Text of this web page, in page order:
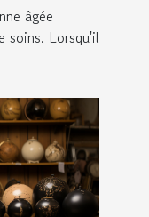
âgée
soins. Lorsqu'il